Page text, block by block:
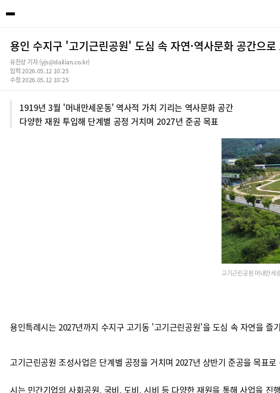
용인 수지구 '고기근린공원' 도심 속 자연·역사문화 공간으로
유진상 기자 (yjs@dailian.co.kr)
입력 2026.05.12 10:25
수정 2026.05.12 10:25
1919년 3월 '머내만세운동' 역사적 가치 기리는 역사문화 공간
다양한 재원 투입해 단계별 공정 거치며 2027년 준공 목표
고기근린공원 머내만세
용인특례시는 2027년까지 수지구 고기동 '고기근린공원'을 도심 속 자연을
고기근린공원 조성사업은 단계별 공정을 거치며 2027년 상반기 준공을 목표
시는 민간기업의 사회공원, 국비, 도비, 시비 등 다양한 재원을 통해 사업을 진